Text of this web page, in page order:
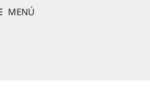
MENÚ